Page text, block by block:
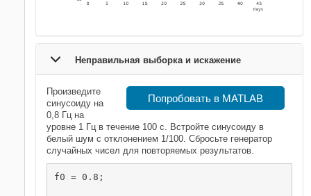
Неправильная выборка и искажение
Попробовать в MATLAB
Произведите
синусоиду на
0,8 Гц на
уровне 1 Гц в течение 100 с. Встройте синусоиду в
белый шум с отклонением 1/100. Сбросьте генератор
случайных чисел для повторяемых результатов.
f0 = 0.8;